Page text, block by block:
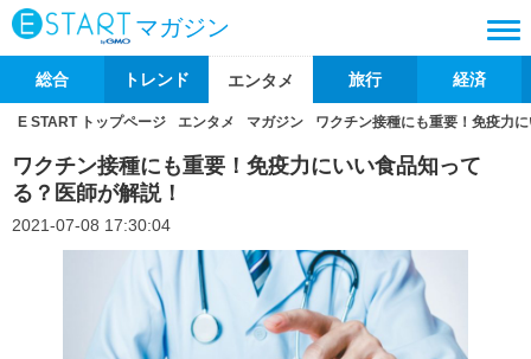
マガジン
総合 トレンド エンタメ 旅行 経済
E START トップページ エンタメ マガジン ワクチン接種にも重要！免疫力
ワクチン接種にも重要！免疫力にいい食品知って
る？医師が解説！
2021-07-08 17:30:04